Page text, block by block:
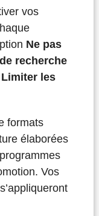
vos
Ne pas
recherche
Limiter les
formats
élaborées
Vos